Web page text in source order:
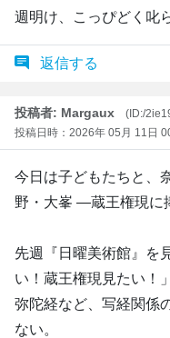
週明け、こっぴどく叱
返信する
投稿者: Margaux
(ID:/
投稿日時：2026年 05月 11日
今日は子どもたちと、
野・大峯 ―蔵王権現に
先週『日曜美術館』を
い！蔵王権現見たい！
弥陀経など、写経関係
ない。